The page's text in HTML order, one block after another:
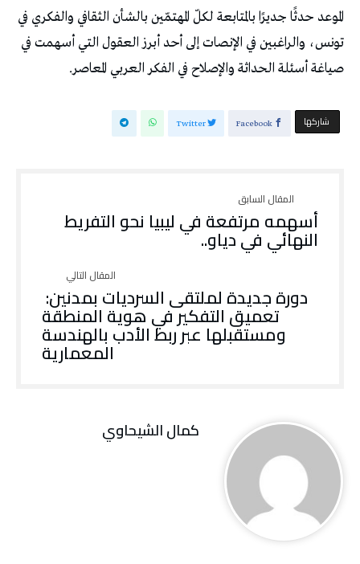
‬صياغة‭ ‬أسئلة‭ ‬الحداثة‭ ‬والإصلاح‭ ‬في‭ ‬الفكر‭ ‬العربي‭ ‬المعاصر‭.‬
‫‫ شاركها‬ Facebook
Twitter
‬النهائي‭ ‬في‭ ‬دياو‭..‬
‬المعمارية
كمال الشيحاوي